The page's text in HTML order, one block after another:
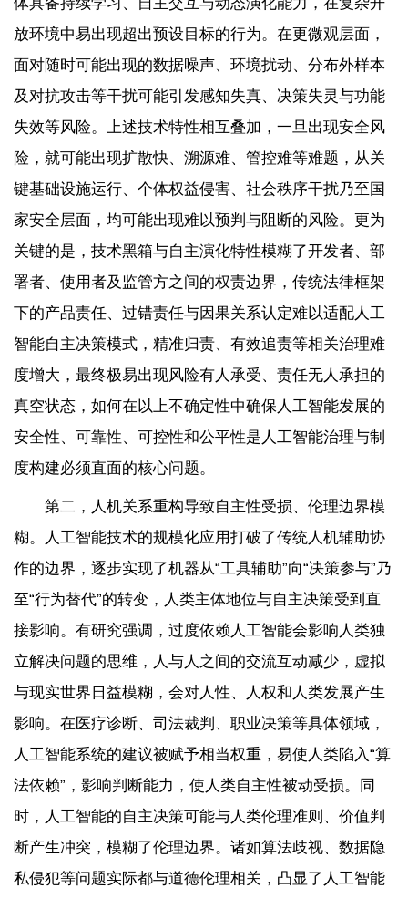
放环境中易出现超出预设目标的行为。在更微观层面，
面对随时可能出现的数据噪声、环境扰动、分布外样本
及对抗攻击等干扰可能引发感知失真、决策失灵与功能
失效等风险。上述技术特性相互叠加，一旦出现安全风
险，就可能出现扩散快、溯源难、管控难等难题，从关
键基础设施运行、个体权益侵害、社会秩序干扰乃至国
家安全层面，均可能出现难以预判与阻断的风险。更为
关键的是，技术黑箱与自主演化特性模糊了开发者、部
署者、使用者及监管方之间的权责边界，传统法律框架
下的产品责任、过错责任与因果关系认定难以适配人工
智能自主决策模式，精准归责、有效追责等相关治理难
度增大，最终极易出现风险有人承受、责任无人承担的
真空状态，如何在以上不确定性中确保人工智能发展的
安全性、可靠性、可控性和公平性是人工智能治理与制
度构建必须直面的核心问题。
第二，人机关系重构导致自主性受损、伦理边界模
糊。人工智能技术的规模化应用打破了传统人机辅助协
作的边界，逐步实现了机器从“工具辅助”向“决策参与”乃
至“行为替代”的转变，人类主体地位与自主决策受到直
接影响。有研究强调，过度依赖人工智能会影响人类独
立解决问题的思维，人与人之间的交流互动减少，虚拟
与现实世界日益模糊，会对人性、人权和人类发展产生
影响。在医疗诊断、司法裁判、职业决策等具体领域，
人工智能系统的建议被赋予相当权重，易使人类陷入“算
法依赖”，影响判断能力，使人类自主性被动受损。同
时，人工智能的自主决策可能与人类伦理准则、价值判
断产生冲突，模糊了伦理边界。诸如算法歧视、数据隐
私侵犯等问题实际都与道德伦理相关，凸显了人工智能